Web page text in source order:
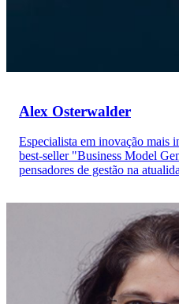
Alex Osterwalder
Especialista em inovação mais
best-seller "Business Model
pensadores de gestão na